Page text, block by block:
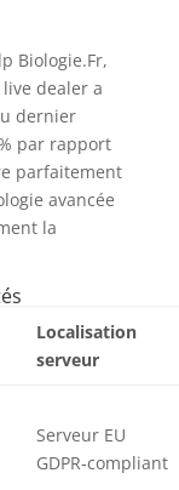
Biologie.Fr,
dealer a
dernier
par rapport
parfaitement
avancée
la
Localisation
serveur
Serveur EU
GDPR‑compliant